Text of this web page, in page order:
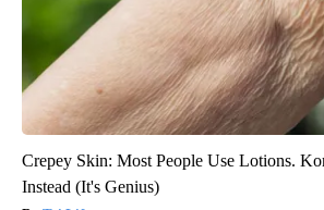
Crepey Skin: Most People Use Lotions.
Instead (It's Genius)